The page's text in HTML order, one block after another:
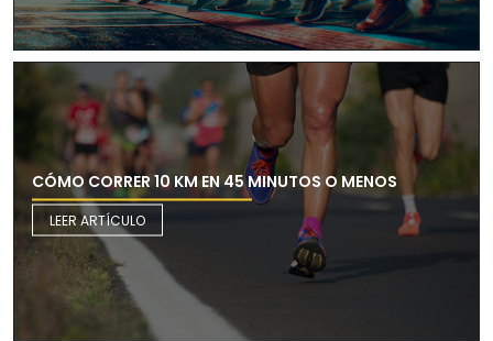
CÓMO CORRER 10 KM EN 45 MINUTOS O MENOS
LEER ARTÍCULO